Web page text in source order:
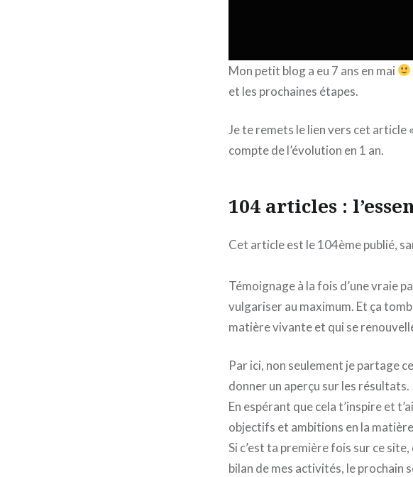
Mon petit blog a eu 7 ans en mai
et les prochaines étapes.
Je te remets le lien vers cet article «
compte de l’évolution en 1 an.
104 articles :
Cet article est le 104ème publié,
Témoignage à la fois d’une vraie
vulgariser au maximum. Et ça
matière vivante et qui se
Par ici, non seulement je partage
donner un aperçu sur les résultats.
En espérant que cela t’inspire et
objectifs et ambitions en la
Si c’est ta première fois sur ce
bilan de mes activités, le prochain